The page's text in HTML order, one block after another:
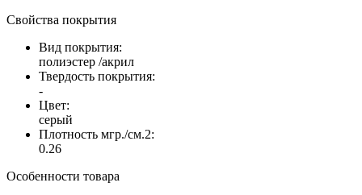
Свойства покрытия
Вид покрытия:
полиэстер /акрил
Твердость покрытия:
-
Цвет:
серый
Плотность мгр./см.2:
0.26
Особенности товара